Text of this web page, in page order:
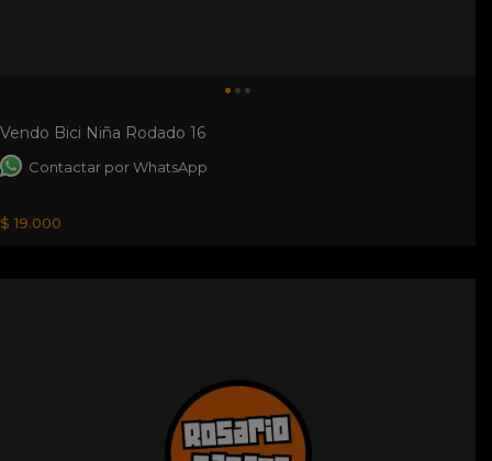
Vendo Bici Niña Rodado 16
Contactar por WhatsApp
$ 19.000